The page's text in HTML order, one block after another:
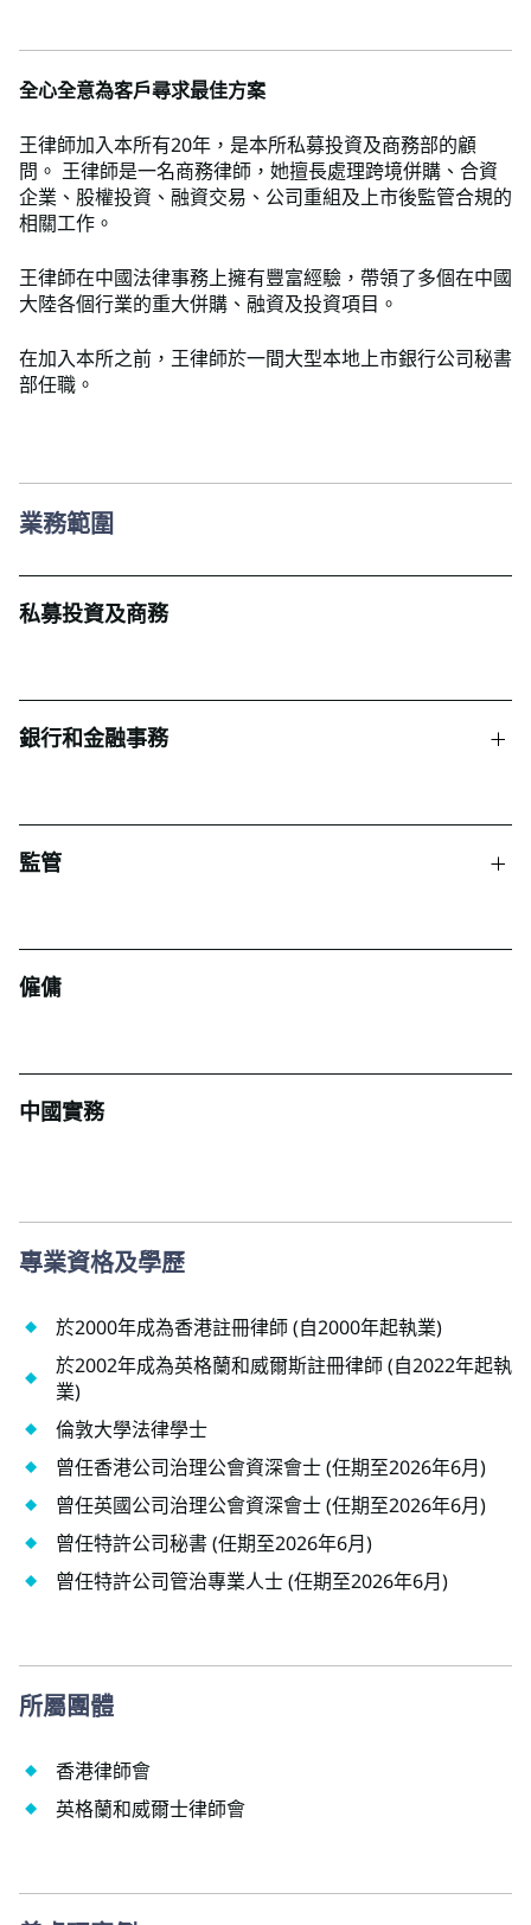
全心全意為客戶尋求最佳方案
王律師加入本所有20年，是本所私募投資及商務部的顧
問。 王律師是一名商務律師，她擅長處理跨境併購、合資
企業、股權投資、融資交易、公司重組及上市後監管合規的
相關工作。
王律師在中國法律事務上擁有豐富經驗，帶領了多個在中國
大陸各個行業的重大併購、融資及投資項目。
在加入本所之前，王律師於一間大型本地上市銀行公司秘書
部任職。
業務範圍
私募投資及商務
銀行和金融事務
監管
僱傭
中國實務
專業資格及學歷
於2000年成為香港註冊律師 (自2000年起執業)
於2002年成為英格蘭和威爾斯註冊律師 (自2022年起執
業)
倫敦大學法律學士
曾任香港公司治理公會資深會士 (任期至2026年6月)
曾任英國公司治理公會資深會士 (任期至2026年6月)
曾任特許公司秘書 (任期至2026年6月)
曾任特許公司管治專業人士 (任期至2026年6月)
所屬團體
香港律師會
英格蘭和威爾士律師會